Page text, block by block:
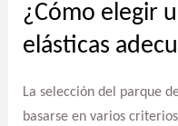
¿Cómo elegir
elásticas
La selección del parque
basarse en varios